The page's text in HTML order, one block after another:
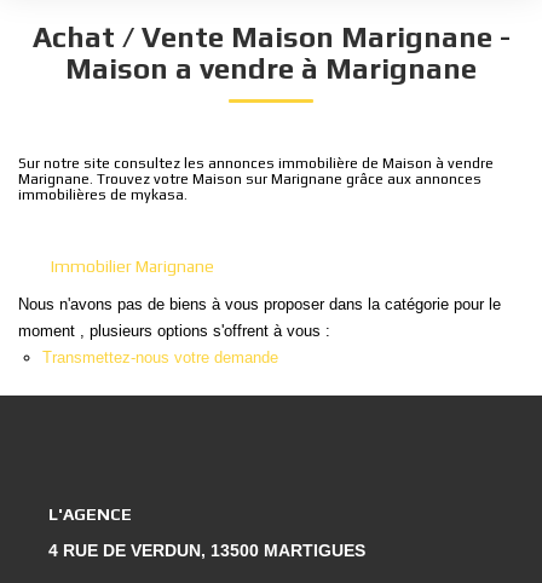
NOTRE AGENCE
Nous Rejoindre
Nos Actualités
EN ES
Sélectionnez...
Type de bien
Surface min
Créer une alerte
Achat / Vente Maison Marignane -
Maison a vendre à Marignane
Sur notre site consultez les annonces immobilière de Maison à vendre
Marignane. Trouvez votre Maison sur Marignane grâce aux annonces
immobilières de mykasa.
Immobilier Marignane
Nous n'avons pas de biens à vous proposer dans la catégorie pour le
moment , plusieurs options s'offrent à vous :
Transmettez-nous votre demande
L'AGENCE
4 RUE DE VERDUN, 13500 MARTIGUES